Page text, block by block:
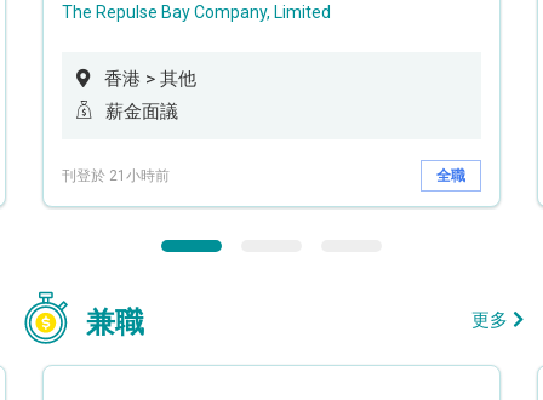
The Repulse Bay Company, Limited
香港 > 其他
薪金面議
刊登於 21小時前 全職
兼職 更多